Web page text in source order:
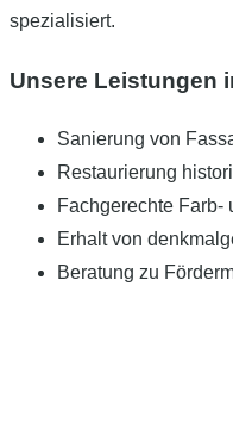
spezialisiert.
Unsere Leistungen
Sanierung von
Restaurierung
Fachgerechte Farb-
Erhalt von
Beratung zu